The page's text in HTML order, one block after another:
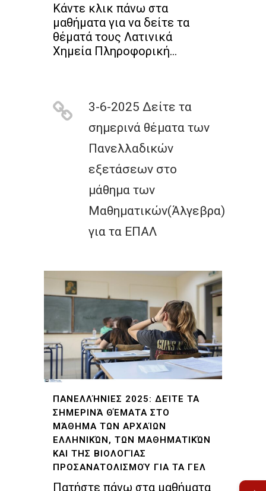
Κάντε κλικ πάνω στα
μαθήματα για να δείτε τα
θέματά τους Λατινικά
Χημεία Πληροφορική...
3-6-2025 Δείτε τα
σημερινά θέματα των
Πανελλαδικών
εξετάσεων στο
μάθημα των
Μαθηματικών(Άλγεβρα)
για τα ΕΠΑΛ
ΠΑΝΕΛΛΉΝΙΕΣ 2025: ΔΕΊΤΕ ΤΑ
ΣΗΜΕΡΙΝΆ ΘΈΜΑΤΑ ΣΤΟ
ΜΆΘΗΜΑ ΤΩΝ ΑΡΧΑΊΩΝ
ΕΛΛΗΝΙΚΏΝ, ΤΩΝ ΜΑΘΗΜΑΤΙΚΏΝ
ΚΑΙ ΤΗΣ ΒΙΟΛΟΓΊΑΣ
ΠΡΟΣΑΝΑΤΟΛΙΣΜΟΎ ΓΙΑ ΤΑ ΓΕΛ
Πατήστε πάνω στα μαθήματα